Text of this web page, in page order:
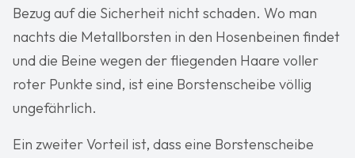
Bezug auf die Sicherheit nicht schaden. Wo man
nachts die Metallborsten in den Hosenbeinen findet
und die Beine wegen der fliegenden Haare voller
roter Punkte sind, ist eine Borstenscheibe völlig
ungefährlich.
Ein zweiter Vorteil ist, dass eine Borstenscheibe